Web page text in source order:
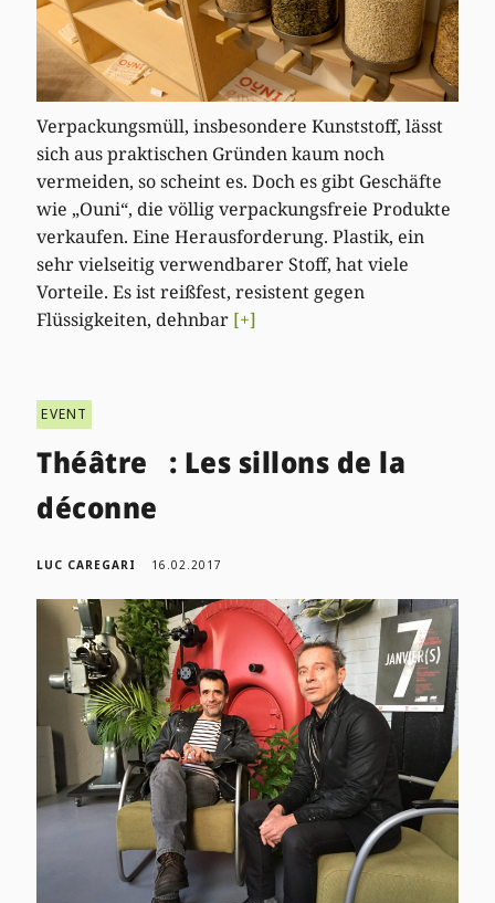
Verpackungsmüll, insbesondere Kunststoff, lässt
sich aus praktischen Gründen kaum noch
vermeiden, so scheint es. Doch es gibt Geschäfte
wie „Ouni“, die völlig verpackungsfreie Produkte
verkaufen. Eine Herausforderung. Plastik, ein
sehr vielseitig verwendbarer Stoff, hat viele
Vorteile. Es ist reißfest, resistent gegen
Flüssigkeiten, dehnbar [+]
EVENT
Théâtre : Les sillons de la
déconne
LUC CAREGARI 16.02.2017